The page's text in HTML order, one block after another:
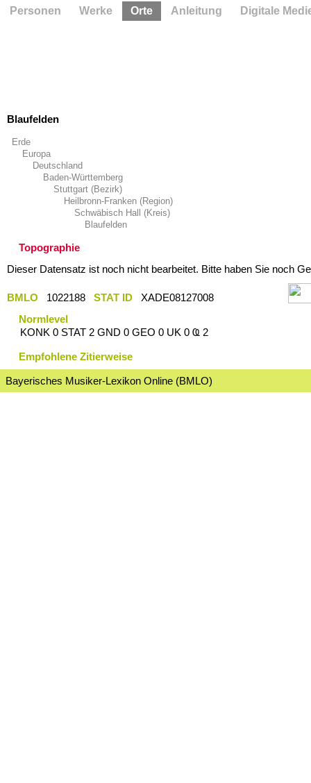
Blaufelden
Erde
Europa
Deutschland
Baden-Württemberg
Stuttgart (Bezirk)
Heilbronn-Franken (Region)
Schwäbisch Hall (Kreis)
Blaufelden
Topographie
Dieser Datensatz ist noch nicht bearbeitet. Bitte haben Sie noch
BMLO 1022188 STAT ID
XADE08127008
Normlevel
KONK 0 STAT 2 GND 0 GEO 0 UK 0 Ҩ 2
Empfohlene Zitierweise
Bayerisches Musiker-Lexikon Online (BMLO)
Personen Werke Orte Anleitung Digitale